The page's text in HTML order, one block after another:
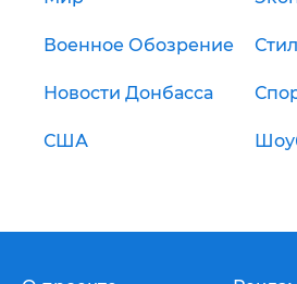
Военное Обозрение
Новости Донбасса
США